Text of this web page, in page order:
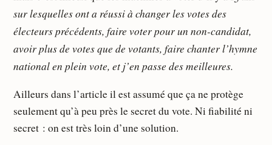
sur lesquelles ont a réussi à changer les votes des
électeurs précédents, faire voter pour un non-candidat,
avoir plus de votes que de votants, faire chanter l’hymne
national en plein vote, et j’en passe des meilleures.
Ailleurs dans l’article il est assumé que ça ne protège
seulement qu’à peu près le secret du vote. Ni fiabilité ni
secret : on est très loin d’une solution.